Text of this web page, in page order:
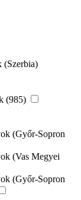
(Szerbia)
(985)
(Győr-Sopron
(Vas Megyei
(Győr-Sopron